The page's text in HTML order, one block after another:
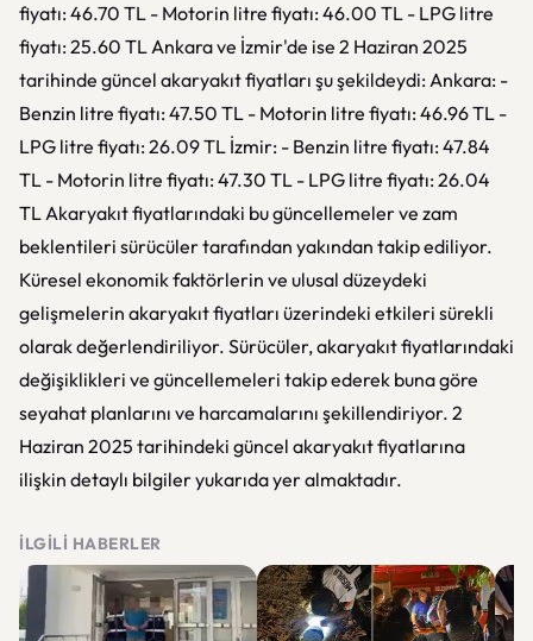
fiyatı: 46.70 TL - Motorin litre fiyatı: 46.00 TL - LPG litre
fiyatı: 25.60 TL Ankara ve İzmir'de ise 2 Haziran 2025
tarihinde güncel akaryakıt fiyatları şu şekildeydi: Ankara: -
Benzin litre fiyatı: 47.50 TL - Motorin litre fiyatı: 46.96 TL -
LPG litre fiyatı: 26.09 TL İzmir: - Benzin litre fiyatı: 47.84
TL - Motorin litre fiyatı: 47.30 TL - LPG litre fiyatı: 26.04
TL Akaryakıt fiyatlarındaki bu güncellemeler ve zam
beklentileri sürücüler tarafından yakından takip ediliyor.
Küresel ekonomik faktörlerin ve ulusal düzeydeki
gelişmelerin akaryakıt fiyatları üzerindeki etkileri sürekli
olarak değerlendiriliyor. Sürücüler, akaryakıt fiyatlarındaki
değişiklikleri ve güncellemeleri takip ederek buna göre
seyahat planlarını ve harcamalarını şekillendiriyor. 2
Haziran 2025 tarihindeki güncel akaryakıt fiyatlarına
ilişkin detaylı bilgiler yukarıda yer almaktadır.
İLGILI HABERLER